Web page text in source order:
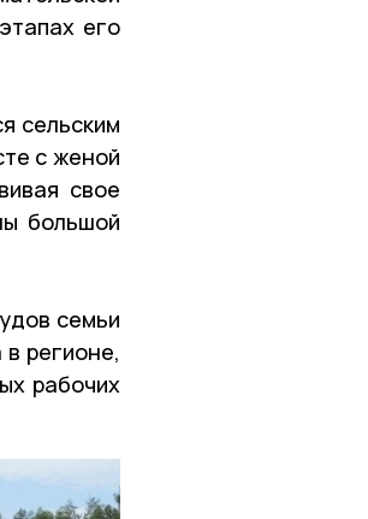
его
сельским
с женой
свое
большой
семьи
регионе,
рабочих